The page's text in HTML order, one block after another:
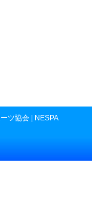
ツ協会 | NESPA